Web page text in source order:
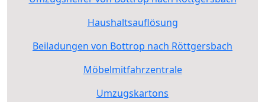
Haushaltsauflösung
Beiladungen von Bottrop nach Röttgersbach
Möbelmitfahrzentrale
Umzugskartons